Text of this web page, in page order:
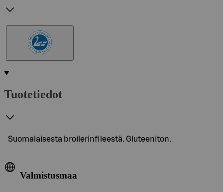
Tuotetiedot
Suomalaisesta broilerinfileestä. Gluteeniton.
Valmistusmaa